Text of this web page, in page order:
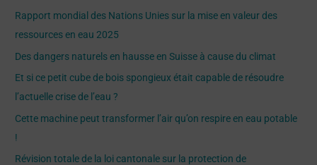
r
e
r
:
Rapport mondial des Nations Unies sur la mise en valeur des
ressources en eau 2025
Des dangers naturels en hausse en Suisse à cause du climat
Et si ce petit cube de bois spongieux était capable de résoudre
l’actuelle crise de l’eau ?
Cette machine peut transformer l’air qu’on respire en eau potable
!
Révision totale de la loi cantonale sur la protection de